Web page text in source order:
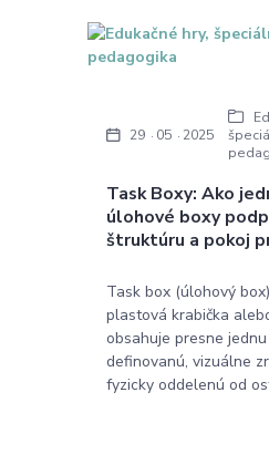
Task Boxy: Ako
úlohové boxy
štruktúru a pokoj
29 05 2025
Task box (úlohový
plastová krabička
obsahuje presne
definovanú, vizuálne
fyzicky oddelenú od